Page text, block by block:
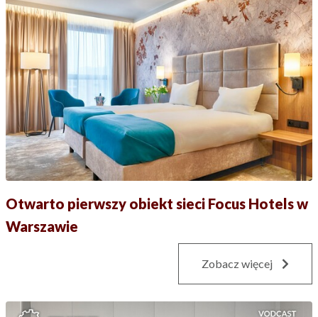
Otwarto pierwszy obiekt sieci Focus Hotels w
Warszawie
Zobacz więcej